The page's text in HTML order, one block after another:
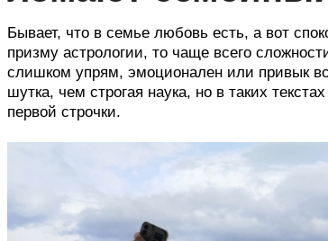
Бывает, что в семье любовь есть, а вот
призму астрологии, то чаще всего
слишком упрям, эмоционален или привык
шутка, чем строгая наука, но в таких
первой строчки.